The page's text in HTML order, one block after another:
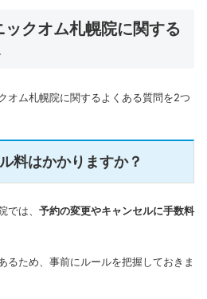
クオム札幌院に関する
オム札幌院に関するよくある質問を2つ
料はかかりますか？
では、 予約の変更やキャンセルに手数料
るため、事前にルールを把握しておきま